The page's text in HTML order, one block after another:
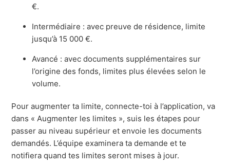
€.
Intermédiaire : avec preuve de résidence, limite
jusqu’à 15 000 €.
Avancé : avec documents supplémentaires sur
l’origine des fonds, limites plus élevées selon le
volume.
Pour augmenter ta limite, connecte-toi à l’application, va
dans « Augmenter les limites », suis les étapes pour
passer au niveau supérieur et envoie les documents
demandés. L’équipe examinera ta demande et te
notifiera quand tes limites seront mises à jour.